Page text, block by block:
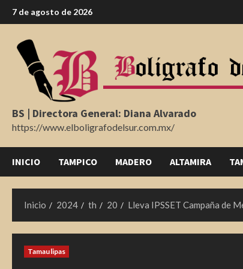
Saltar
al
contenido
7 de agosto de 2026
BS | Directora General: Diana Alvarado
https://www.elboligrafodelsur.com.mx/
INICIO TAMPICO MADERO ALTAMIRA
Inicio 2024 th 20 Lleva IPSSET Campaña de
Tamaulipas